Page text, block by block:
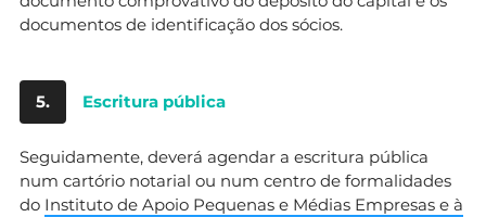
documentos de identificação dos sócios.
5. Escritura pública
Seguidamente, deverá agendar a escritura pública
num cartório notarial ou num centro de formalidades
do Instituto de Apoio Pequenas e Médias Empresas e à